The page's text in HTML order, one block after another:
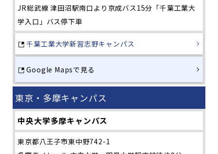
JR総武線 津田沼駅南口より京成バス15分「千葉工業大
学入口」バス停下車
千葉工業大学新習志野キャンパス
Google Mapsで見る
東京・多摩キャンパス
中央大学多摩キャンパス
東京都八王子市東中野742-1